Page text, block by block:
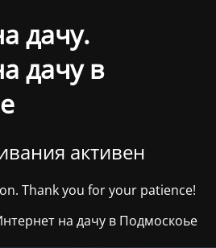
дачу.
дачу в
активен
Thank you for your patience!
на дачу в Подмоскоье